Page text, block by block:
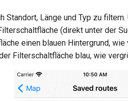
Standort, Länge und Typ zu
(direkt unter der
einen blauen Hintergrund,
Filterschaltfläche blau, wie